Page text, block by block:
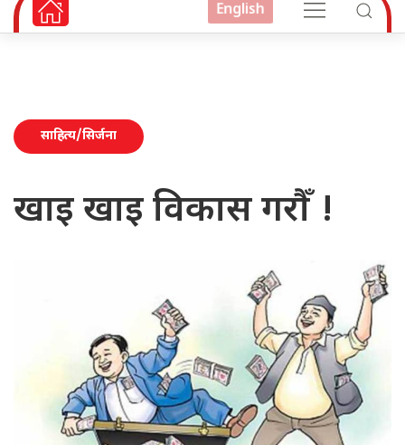
English
साहित्य/सिर्जना
खाइ खाइ विकास गरौँ !